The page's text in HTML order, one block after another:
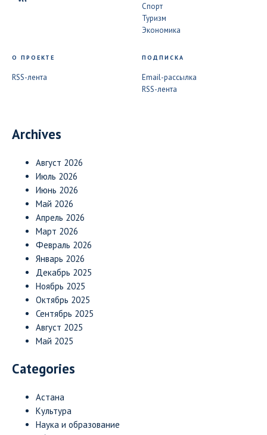
Спорт
Туризм
Экономика
О ПРОЕКТЕ
RSS-лента
ПОДПИСКА
Email-рассылка
RSS-лента
Archives
Август 2026
Июль 2026
Июнь 2026
Май 2026
Апрель 2026
Март 2026
Февраль 2026
Январь 2026
Декабрь 2025
Ноябрь 2025
Октябрь 2025
Сентябрь 2025
Август 2025
Май 2025
Categories
Астана
Культура
Наука и образование